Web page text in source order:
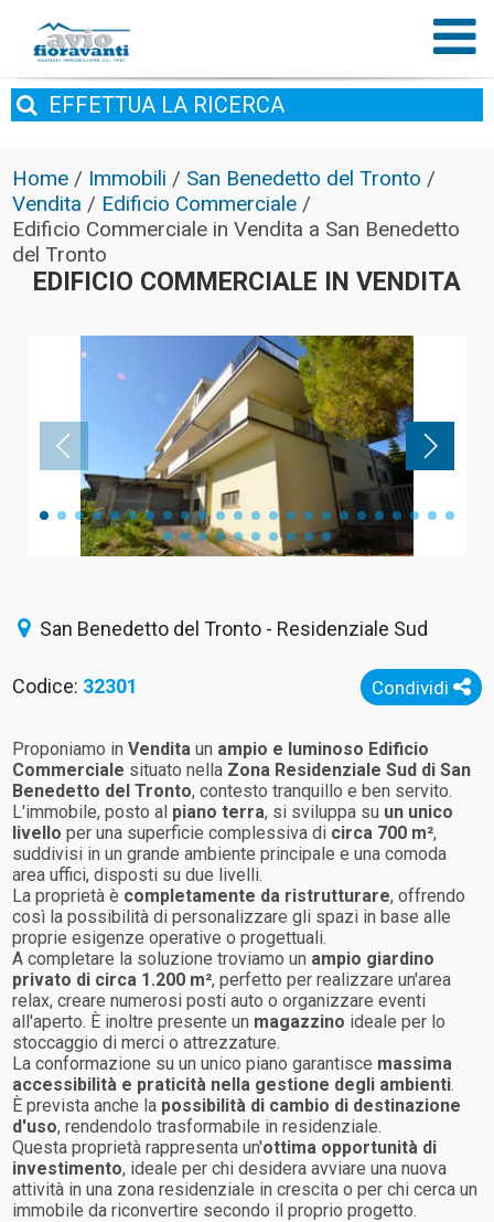
EFFETTUA LA RICERCA
Home / Immobili / San Benedetto del Tronto /
Vendita / Edificio Commerciale /
Edificio Commerciale in Vendita a San Benedetto
del Tronto
EDIFICIO COMMERCIALE IN VENDITA
San Benedetto del Tronto - Residenziale Sud
Condividi
Codice: 32301
Proponiamo inVendita un ampio e luminoso Edificio
Commerciale situato nella Zona Residenziale Sud diSan
Benedetto del Tronto, contesto tranquillo e ben servito.
L'immobile, posto al piano terra, si sviluppa su un unico
livello per una superficie complessiva di circa 700 m²,
suddivisi in un grande ambiente principale e una comoda
area uffici, disposti su due livelli.
La proprietà è completamente da ristrutturare, offrendo
così la possibilità di personalizzare gli spazi in base alle
proprie esigenze operative o progettuali.
A completare la soluzione troviamo un ampio giardino
privato di circa 1.200 m², perfetto per realizzare un'area
relax, creare numerosi posti auto o organizzare eventi
all'aperto. È inoltre presente un magazzino ideale per lo
stoccaggio di merci o attrezzature.
La conformazione su un unico piano garantisce massima
accessibilità e praticità nella gestione degli ambienti.
È prevista anche la possibilità di cambio di destinazione
d'uso, rendendolo trasformabile in residenziale.
Questa proprietà rappresenta un'ottima opportunità di
investimento, ideale per chi desidera avviare una nuova
attività in una zona residenziale in crescita o per chi cerca un
immobile da riconvertire secondo il proprio progetto.